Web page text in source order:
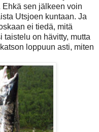
Ehkä sen jälkeen voin
Utsjoen kuntaan. Ja
ei tiedä, mitä
on hävitty, mutta
loppuun asti, miten